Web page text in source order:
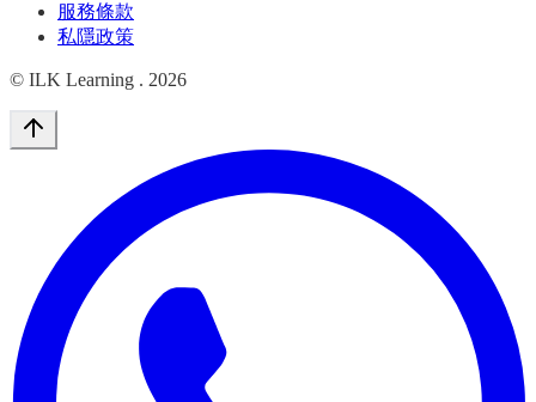
服務條款
私隱政策
© ILK Learning . 2026